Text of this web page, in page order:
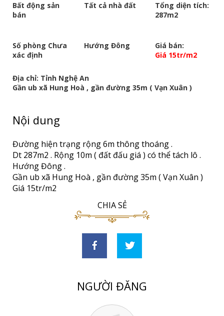
Bất động sản
bán
Tất cả nhà đất
Tổng diện tích:
287m2
Số phòng Chưa
xác định
Hướng Đông
Giá bán:
Giá 15tr/m2
Địa chỉ: Tỉnh Nghệ An
Gần ub xã Hung Hoà , gần đường 35m ( Vạn Xuân )
Nội dung
Đường hiện trạng rộng 6m thông thoáng .
Dt 287m2 . Rộng 10m ( đất đấu giá ) có thể tách lô .
Hướng Đông .
Gần ub xã Hung Hoà , gần đường 35m ( Vạn Xuân )
Giá 15tr/m2
CHIA SẺ
NGƯỜI ĐĂNG